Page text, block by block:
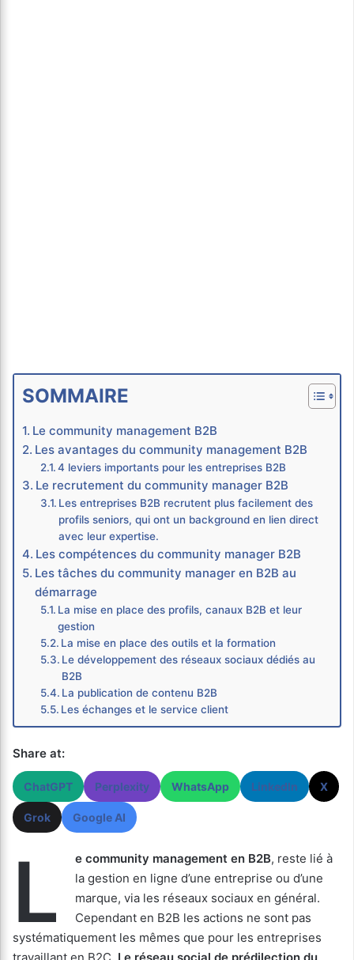
SOMMAIRE
Le community management B2B
Les avantages du community management B2B
4 leviers importants pour les entreprises B2B
Le recrutement du community manager B2B
Les entreprises B2B recrutent plus facilement des
profils seniors, qui ont un background en lien direct
avec leur expertise.
Les compétences du community manager B2B
Les tâches du community manager en B2B au
démarrage
La mise en place des profils, canaux B2B et leur
gestion
La mise en place des outils et la formation
Le développement des réseaux sociaux dédiés au
B2B
La publication de contenu B2B
Les échanges et le service client
Share at:
ChatGPT Perplexity WhatsApp LinkedIn X
Grok Google AI
L e community management en B2B, reste lié à
la gestion en ligne d’une entreprise ou d’une
marque, via les réseaux sociaux en général.
Cependant en B2B les actions ne sont pas
systématiquement les mêmes que pour les entreprises